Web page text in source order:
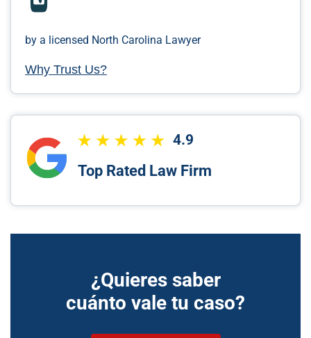
by a licensed North Carolina Lawyer
Why Trust Us?
4.9
Top Rated Law Firm
¿Quieres saber
cuánto vale tu caso?